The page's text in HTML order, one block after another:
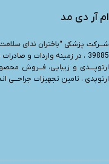
ام آر دی مد
شـــرکت پزشکی “باختران ندای
39885 ، در زمینه واردات و
ارتوپــــدی و زیبایی، فـــروش
ارتوپدی ، تامین تجهیزات جراحـــی